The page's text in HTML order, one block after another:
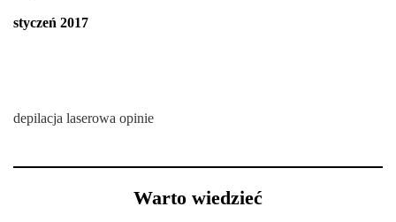
styczeń 2017
depilacja laserowa opinie
Warto wiedzieć